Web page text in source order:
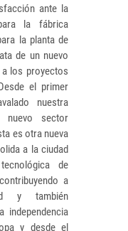
ante la
la fábrica
la planta de
de un nuevo
a los proyectos
el primer
nuestra
sector
es otra nueva
a la ciudad
de
a
y también
independencia
y desde el